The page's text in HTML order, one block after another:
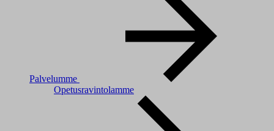
Palvelumme
Opetusravintolamme